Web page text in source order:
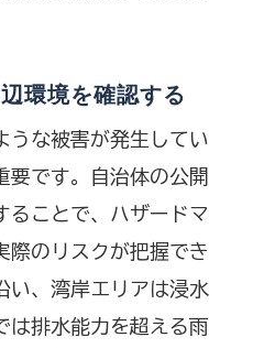
環境を確認する
うな被害が発生してい
要です。自治体の公開
ることで、ハザードマ
際のリスクが把握でき
い、湾岸エリアは浸水
は排水能力を超える雨